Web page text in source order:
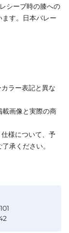
シーブ時の膝への
す。日本バレー
ラー表記と異な
画像と実際の商
様について、予
承ください。